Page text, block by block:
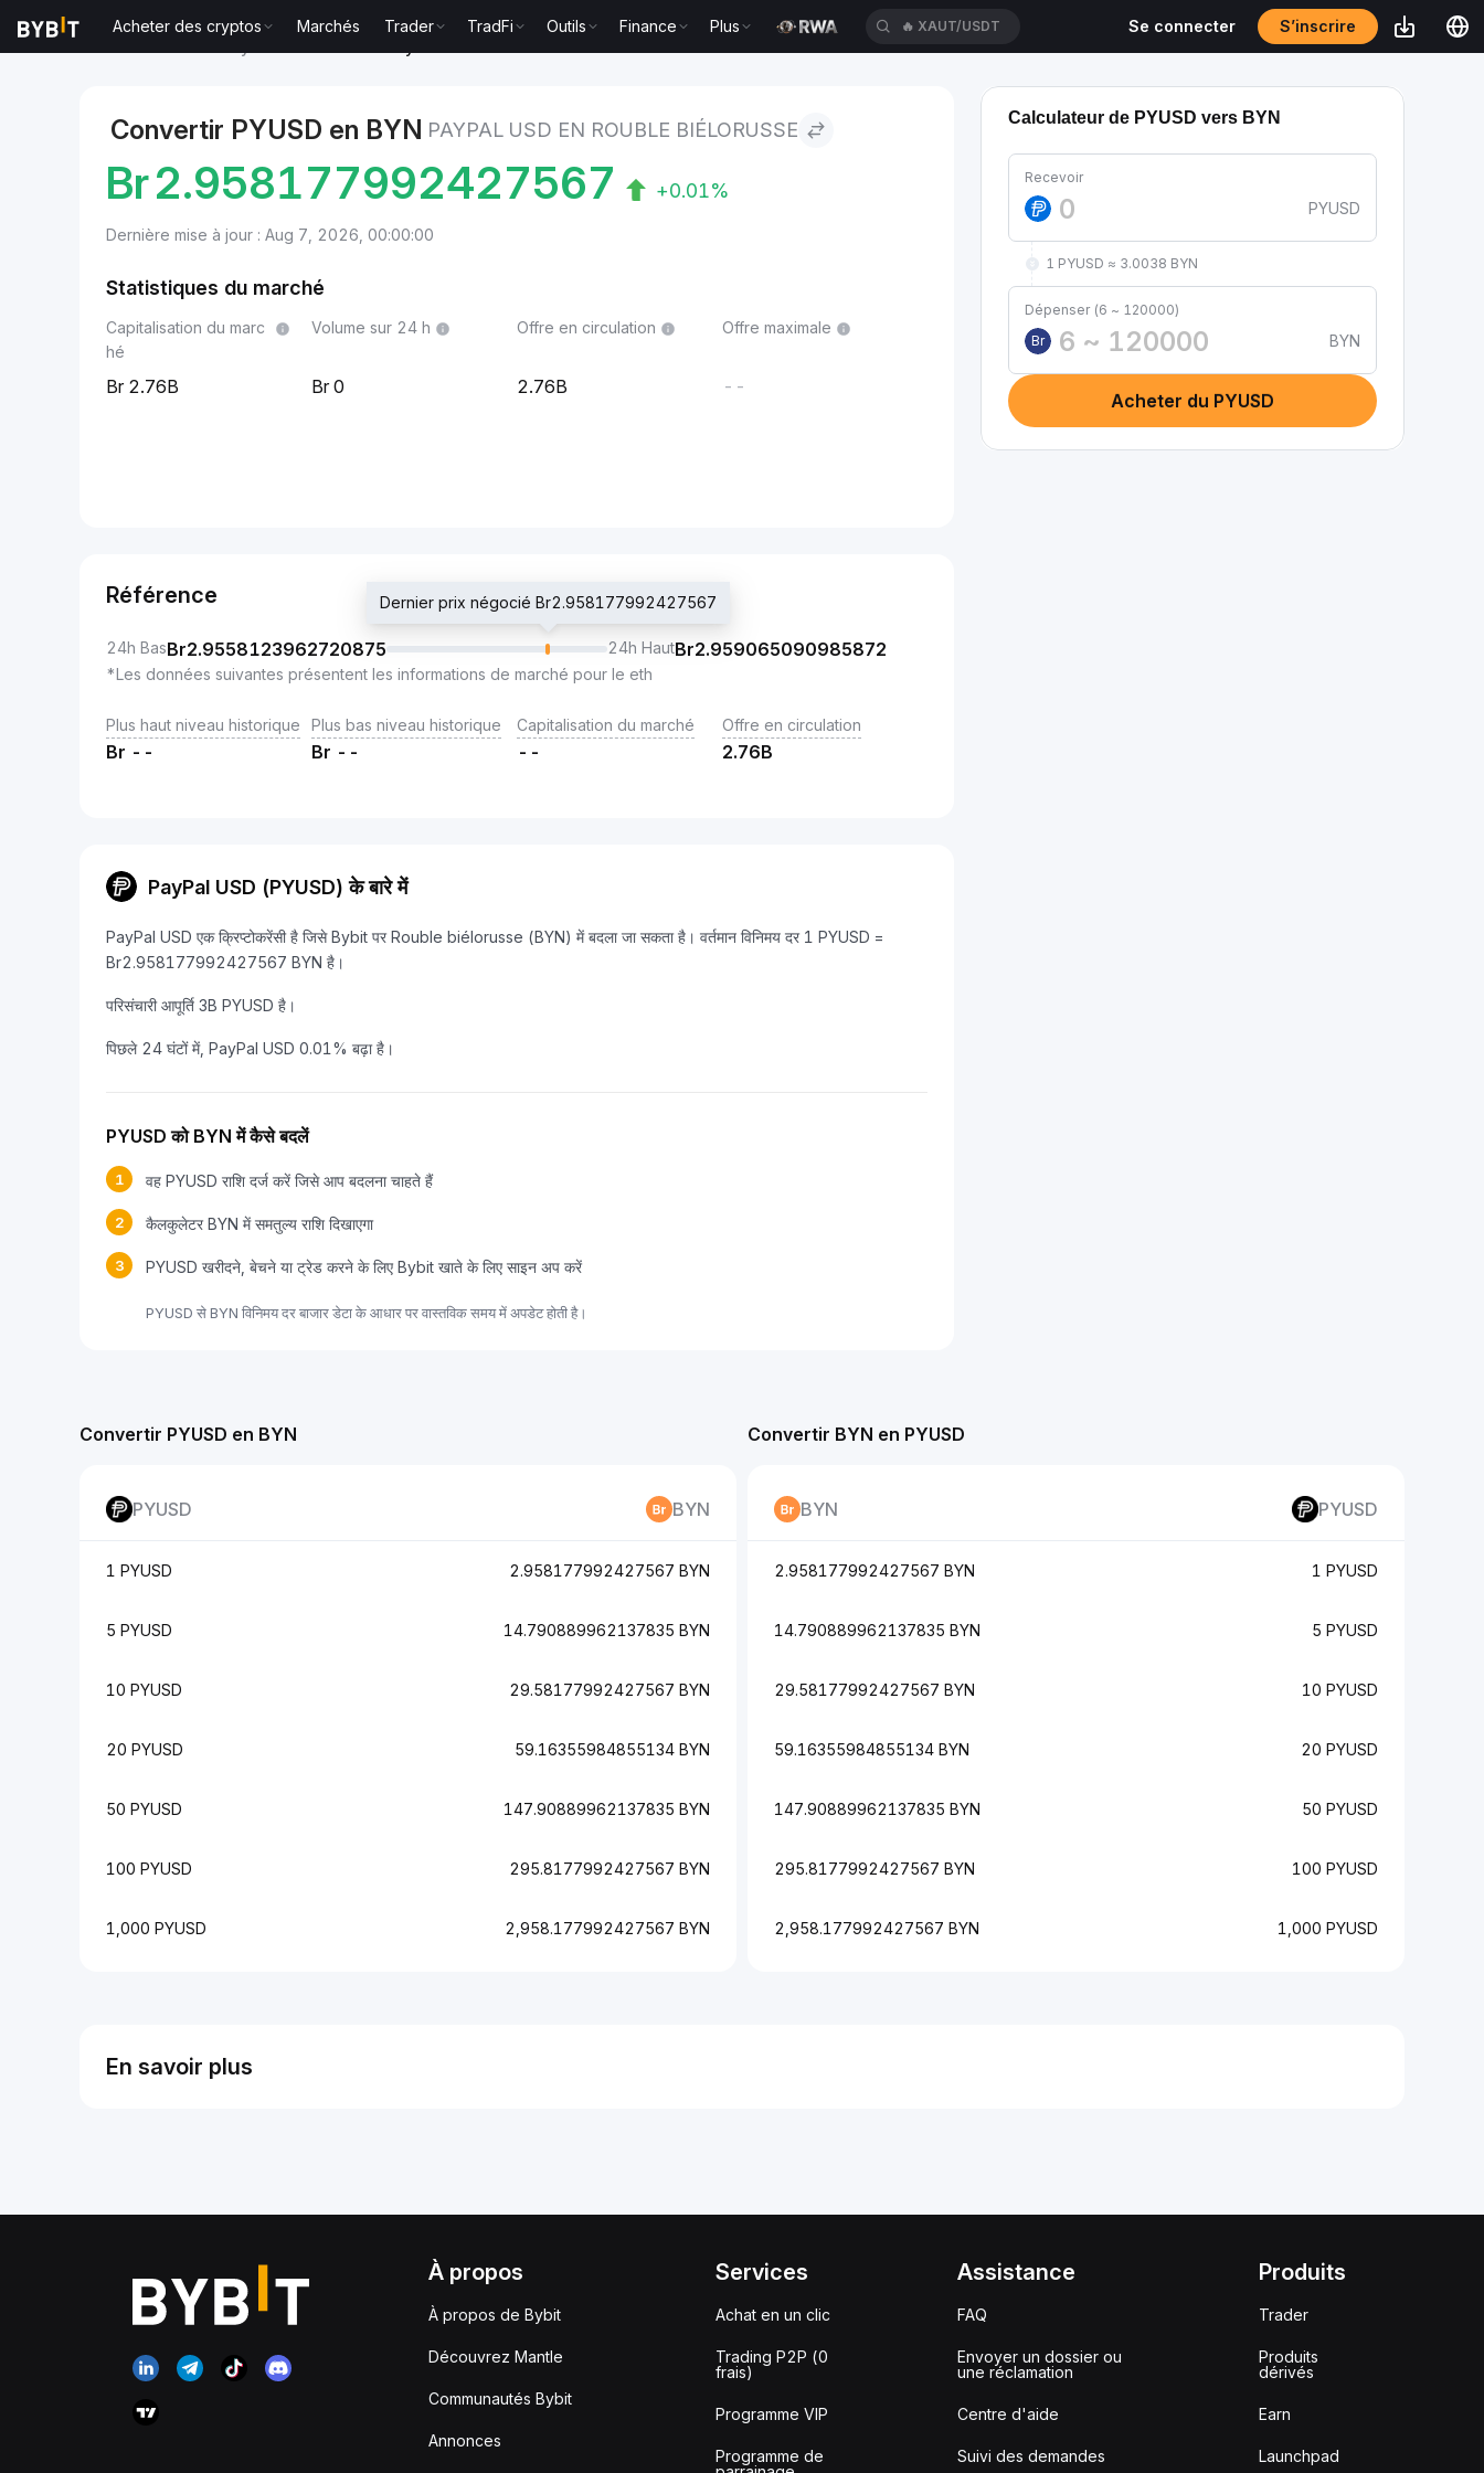
Acheter des cryptos Marchés Trader TradFi Outils Finance Plus 🔥 XAUT/USDT Se connecter S’inscrire
Convertir PYUSD en BYN PAYPAL USD EN ROUBLE BIÉLORUSSE
Br2.958177992427567 +0.01%
Dernière mise à jour : Aug 7, 2026, 00:00:00
Statistiques du marché
Capitalisation du marc
hé
2.76B
Volume sur 24 h
0
Offre en circulation
2.76B
Offre maximale
--
Référence
24h BasBr2.9558123962720875
Dernier prix négocié Br2.958177992427567
24h HautBr2.959065090985872
*Les données suivantes présentent les informations de marché pour le eth
Plus haut niveau historique
Br --
Plus bas niveau historique
Br --
Capitalisation du marché
--
Offre en circulation
2.76B
PayPal USD (PYUSD) के बारे में
PayPal USD एक क्रिप्टोकरेंसी है जिसे Bybit पर Rouble biélorusse (BYN) में बदला जा सकता है। वर्तमान विनिमय दर 1 PYUSD =
Br2.958177992427567 BYN है।
परिसंचारी आपूर्ति 3B PYUSD है।
पिछले 24 घंटों में, PayPal USD 0.01% बढ़ा है।
PYUSD को BYN में कैसे बदलें
1 वह PYUSD राशि दर्ज करें जिसे आप बदलना चाहते हैं
2 कैलकुलेटर BYN में समतुल्य राशि दिखाएगा
3 PYUSD खरीदने, बेचने या ट्रेड करने के लिए Bybit खाते के लिए साइन अप करें
PYUSD से BYN विनिमय दर बाजार डेटा के आधार पर वास्तविक समय में अपडेट होती है।
Calculateur de PYUSD vers BYN
Recevoir
PYUSD
1 PYUSD ≈ 3.0038 BYN
Dépenser (6 ~ 120000)
Br
BYN
Acheter du PYUSD
Convertir PYUSD en BYN
PYUSD BYN
1 PYUSD 2.958177992427567 BYN
5 PYUSD 14.790889962137835 BYN
10 PYUSD 29.58177992427567 BYN
20 PYUSD 59.16355984855134 BYN
50 PYUSD 147.90889962137835 BYN
100 PYUSD 295.8177992427567 BYN
1,000 PYUSD 2,958.177992427567 BYN
Convertir BYN en PYUSD
BYN PYUSD
2.958177992427567 BYN 1 PYUSD
14.790889962137835 BYN 5 PYUSD
29.58177992427567 BYN 10 PYUSD
59.16355984855134 BYN 20 PYUSD
147.90889962137835 BYN 50 PYUSD
295.8177992427567 BYN 100 PYUSD
2,958.177992427567 BYN 1,000 PYUSD
En savoir plus
À propos
À propos de Bybit
Découvrez Mantle
Communautés Bybit
Annonces
Services
Achat en un clic
Trading P2P (0
frais)
Programme VIP
Programme de
Assistance
FAQ
Envoyer un dossier ou
une réclamation
Centre d'aide
Suivi des demandes
Produits
Trader
Produits
dérivés
Earn
Launchpad